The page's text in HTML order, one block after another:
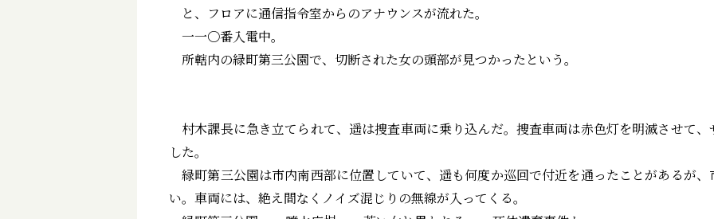
と、フロアに通信指令室からのアナウンスが流れた。
一一〇番入電中――。
所轄内の緑町第三公園で、切断された女の頭部が見つかったという。
村木課長に急き立てられて、遥は捜査車両に乗り込んだ。捜査車両は赤色灯を明滅させて
した。
緑町第三公園は市内南西部に位置していて、遥も何度か巡回で付近を通ったことがあるが
い。車両には、絶え間なくノイズ混じりの無線が入ってくる。